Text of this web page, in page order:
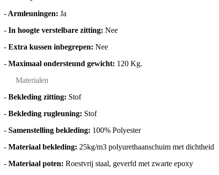
- Armleuningen: Ja
- In hoogte verstelbare zitting: Nee
- Extra kussen inbegrepen: Nee
- Maximaal ondersteund gewicht: 120 Kg.
Materialen
- Bekleding zitting: Stof
- Bekleding rugleuning: Stof
- Samenstelling bekleding: 100% Polyester
- Materiaal bekleding: 25kg/m3 polyurethaanschuim met dichtheid
- Materiaal poten: Roestvrij staal, geverfd met zwarte epoxy